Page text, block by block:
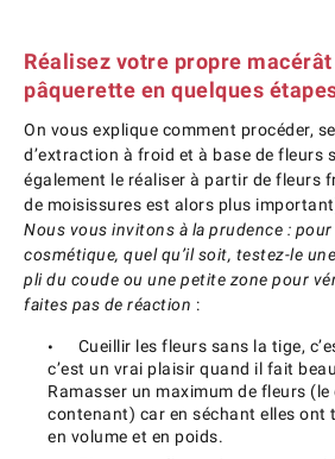
Réalisez votre propre
pâquerette en quelques
On vous explique comment procéder,
d’extraction à froid et à base de fleurs
également le réaliser à partir de fleurs
de moisissures est alors plus
Nous vous invitons à la prudence :
cosmétique, quel qu’il soit, testez-le
pli du coude ou une petite zone pour
faites pas de réaction :
Cueillir les fleurs sans la tige,
c’est un vrai plaisir quand il fait
Ramasser un maximum de fleurs
contenant) car en séchant elles ont
en volume et en poids.